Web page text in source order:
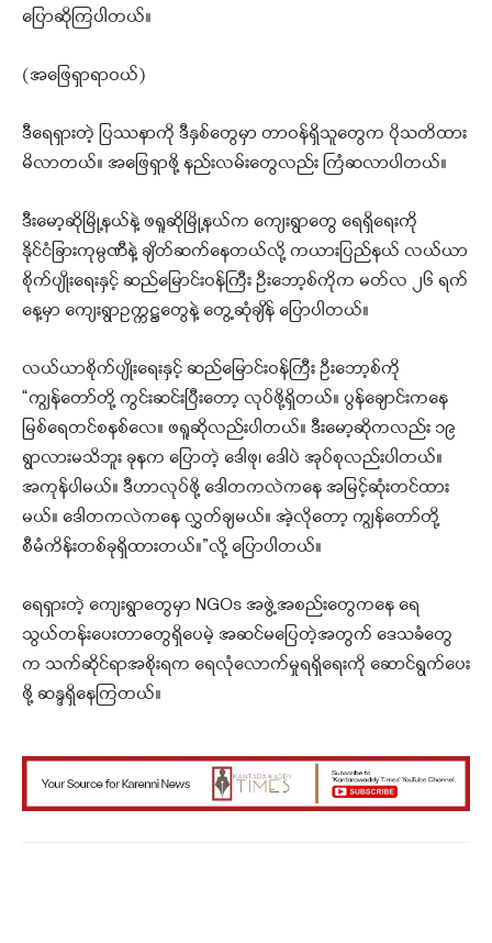
ပြောဆိုကြပါတယ်။
(အဖြေရှာရာဝယ်)
ဒီရေရှားတဲ့ ပြဿနာကို ဒီနှစ်တွေမှာ တာဝန်ရှိသူတွေက ပိုသတိထား
မိလာတယ်။ အဖြေရှာဖို့ နည်းလမ်းတွေလည်း ကြံဆလာပါတယ်။
ဒီးမော့ဆိုမြို့နယ်နဲ့ ဖရူဆိုမြို့နယ်က ကျေးရွာတွေ ရေရှိရေးကို
နိုင်ငံခြားကုမ္ပဏီနဲ့ ချိတ်ဆက်နေတယ်လို့ ကယားပြည်နယ် လယ်ယာ
စိုက်ပျိုးရေးနှင့် ဆည်မြောင်းဝန်ကြီး ဦးဘော့စ်ကိုက မတ်လ ၂၆ ရက်
နေ့မှာ ကျေးရွာဥက္ကဋ္ဌတွေနဲ့ တွေ့ဆုံချိန် ပြောပါတယ်။
လယ်ယာစိုက်ပျိုးရေးနှင့် ဆည်မြောင်းဝန်ကြီး ဦးဘော့စ်ကို
“ကျွန်တော်တို့ ကွင်းဆင်းပြီးတော့ လုပ်ဖို့ရှိတယ်။ ပွန်ချောင်းကနေ
မြစ်ရေတင်စနစ်လေ။ ဖရူဆိုလည်းပါတယ်။ ဒီးမော့ဆိုကလည်း ၁၉
ရွာလားမသိဘူး ခုနက ပြောတဲ့ ဒေါဖု၊ ဒေါပဲ အုပ်စုလည်းပါတယ်။
အကုန်ပါမယ်။ ဒီဟာလုပ်ဖို့ ဒေါတကလဲကနေ အမြင့်ဆုံးတင်ထား
မယ်။ ဒေါတကလဲကနေ လွှတ်ချမယ်။ အဲ့လိုတော့ ကျွန်တော်တို့
စီမံကိန်းတစ်ခုရှိထားတယ်။”လို့ ပြောပါတယ်။
ရေရှားတဲ့ ကျေးရွာတွေမှာ NGOs အဖွဲ့အစည်းတွေကနေ ရေ
သွယ်တန်းပေးတာတွေရှိပေမဲ့ အဆင်မပြေတဲ့အတွက် ဒေသခံတွေ
က သက်ဆိုင်ရာအစိုးရက ရေလုံလောက်မှုရရှိရေးကို ဆောင်ရွက်ပေး
ဖို့ ဆန္ဒရှိနေကြတယ်။